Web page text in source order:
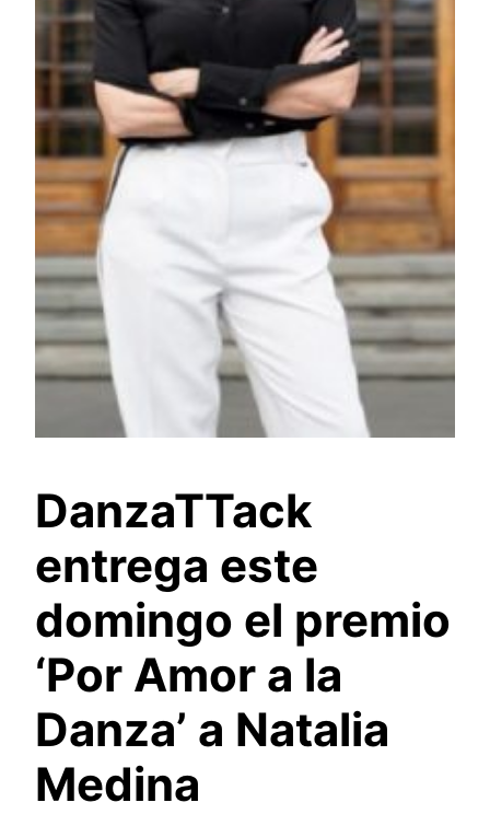
DanzaTTack
entrega este
domingo el premio
‘Por Amor a la
Danza’ a Natalia
Medina